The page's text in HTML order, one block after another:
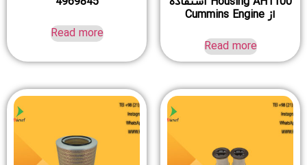
از Cummins Engine
Read more
Read more